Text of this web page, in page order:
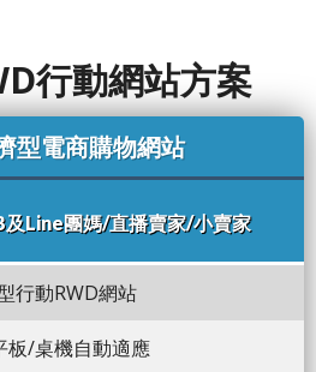
行動網站方案
型電商購物網站
及Line團媽/直播賣家/小賣家
行動RWD網站
板/桌機自動適應